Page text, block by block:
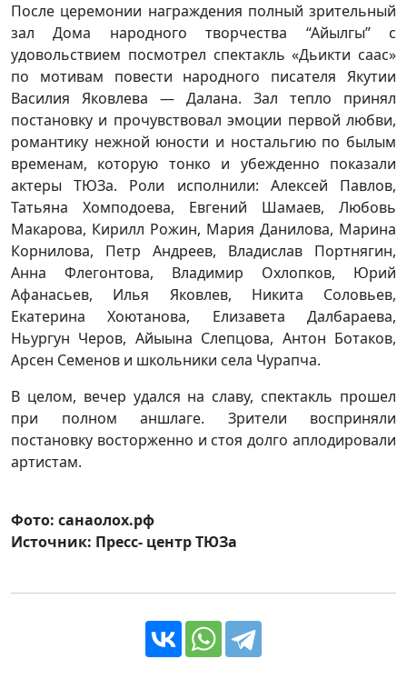
После церемонии награждения полный зрительный
зал Дома народного творчества “Айылгы” с
удовольствием посмотрел спектакль «Дьикти саас»
по мотивам повести народного писателя Якутии
Василия Яковлева — Далана. Зал тепло принял
постановку и прочувствовал эмоции первой любви,
романтику нежной юности и ностальгию по былым
временам, которую тонко и убежденно показали
актеры ТЮЗа. Роли исполнили: Алексей Павлов,
Татьяна Хомподоева, Евгений Шамаев, Любовь
Макарова, Кирилл Рожин, Мария Данилова, Марина
Корнилова, Петр Андреев, Владислав Портнягин,
Анна Флегонтова, Владимир Охлопков, Юрий
Афанасьев, Илья Яковлев, Никита Соловьев,
Екатерина Хоютанова, Елизавета Далбараева,
Ньургун Черов, Айыына Слепцова, Антон Ботаков,
Арсен Семенов и школьники села Чурапча.
В целом, вечер удался на славу, спектакль прошел
при полном аншлаге. Зрители восприняли
постановку восторженно и стоя долго аплодировали
артистам.
Фото: санаолох.рф
Источник: Пресс- центр ТЮЗа